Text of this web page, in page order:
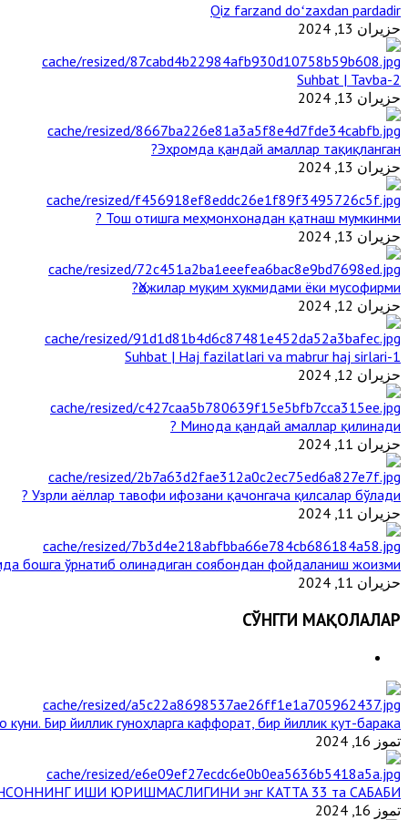
Qiz farzand doʻzaxdan pardadir
حزيران 13, 2024
2-Suhbat | Tavba
حزيران 13, 2024
Эҳромда қандай амаллар тақиқланган?
حزيران 13, 2024
Тош отишга меҳмонхонадан қатнаш мумкинми ?
حزيران 13, 2024
Ҳожилар муқим ҳукмидами ёки мусофирми?
حزيران 12, 2024
1-Suhbat | Haj fazilatlari va mabrur haj sirlari
حزيران 12, 2024
Минода қандай амаллар қилинади ?
حزيران 11, 2024
Узрли аёллар тавофи ифозани қачонгача қилсалар бўлади ?
حزيران 11, 2024
бошга ўрнатиб олинадиган соябондан фойдаланиш жоизми ?
حزيران 11, 2024
СЎНГГИ МАҚОЛАЛАР
Бир йиллик гуноҳларга каффорат, бир йиллик қут-барака
تموز 16, 2024
ИШИ ЮРИШМАСЛИГИНИ энг КАТТА 33 та САБАБИ
تموز 16, 2024